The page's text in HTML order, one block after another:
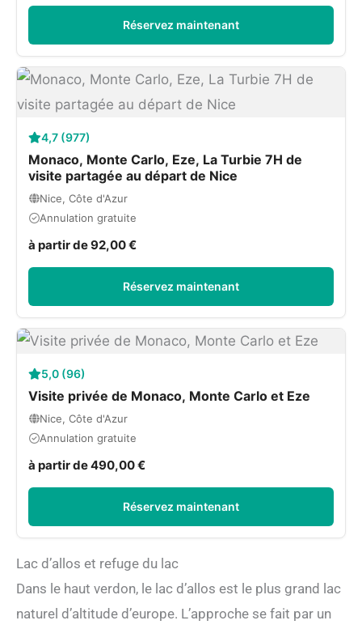
Réservez maintenant
4,7 (977)
Monaco, Monte Carlo, Eze, La Turbie 7H de
visite partagée au départ de Nice
Nice, Côte d'Azur
Annulation gratuite
à partir de 92,00 €
Réservez maintenant
5,0 (96)
Visite privée de Monaco, Monte Carlo et Eze
Nice, Côte d'Azur
Annulation gratuite
à partir de 490,00 €
Réservez maintenant
Lac d’allos et refuge du lac
Dans le haut verdon, le lac d’allos est le plus grand lac
naturel d’altitude d’europe. L’approche se fait par un